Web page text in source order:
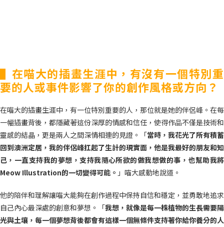
▌在喵大的插畫生涯中，有沒有一個特別重
要的人或事件影響了你的創作風格或方向？
在喵大的插畫生涯中，有一位特別重要的人，那位就是她的伴侶峰。在每
一幅插畫背後，都隱藏著這份深厚的情感和信任，使得作品不僅是技術和
靈感的結晶，更是兩人之間深情相連的見證。「當時，我花光了所有積蓄
回到澳洲定居，我的伴侶峰扛起了生計的現實面，他是我最好的朋友和知
己，一直支持我的夢想，支持我隨心所欲的做我想做的事，也幫助我將
Meow Illustration的一切變得可能。 」喵大感動地說道。
他的陪伴和理解讓喵大能夠在創作過程中保持自信和穩定，並勇敢地追求
自己內心最深處的創意和夢想。「我想，就像是每一株植物的生長需要陽
光與土壤，每一個夢想背後都會有這樣一個無條件支持著你給你養分的人